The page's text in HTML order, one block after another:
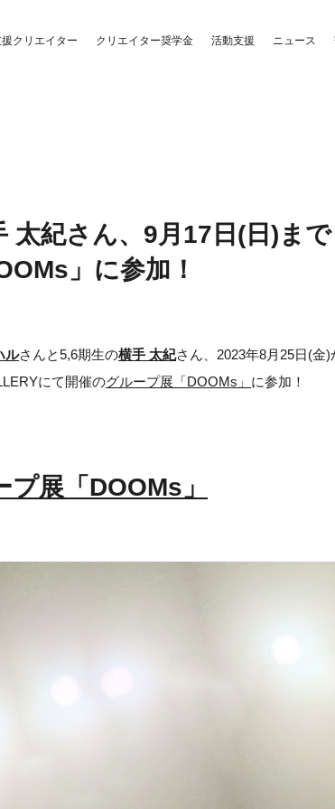
クリエイター クリエイター奨学金 活動支援 ニュース
太紀さん、9月17日(日)ま
」に参加！
ルさんと5,6期生の横手 太紀さん、2023年8月25日(金
にて開催のグループ展「DOOMs」 に参加！
プ展「DOOMs」